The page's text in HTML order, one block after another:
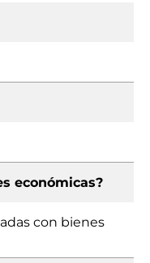
económicas?
con bienes